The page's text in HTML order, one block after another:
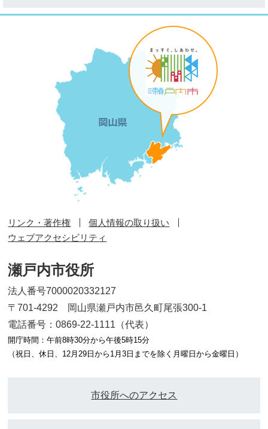
リンク・著作権
個人情報の取り扱い
ウェブアクセシビリティ
瀬戸内市役所
法人番号7000020332127
〒701-4292 岡山県瀬戸内市邑久町尾張300-1
電話番号：0869-22-1111（代表）
開庁時間：午前8時30分から午後5時15分
（祝日、休日、12月29日から1月3日までを除く月曜日から金曜日）
市役所へのアクセス